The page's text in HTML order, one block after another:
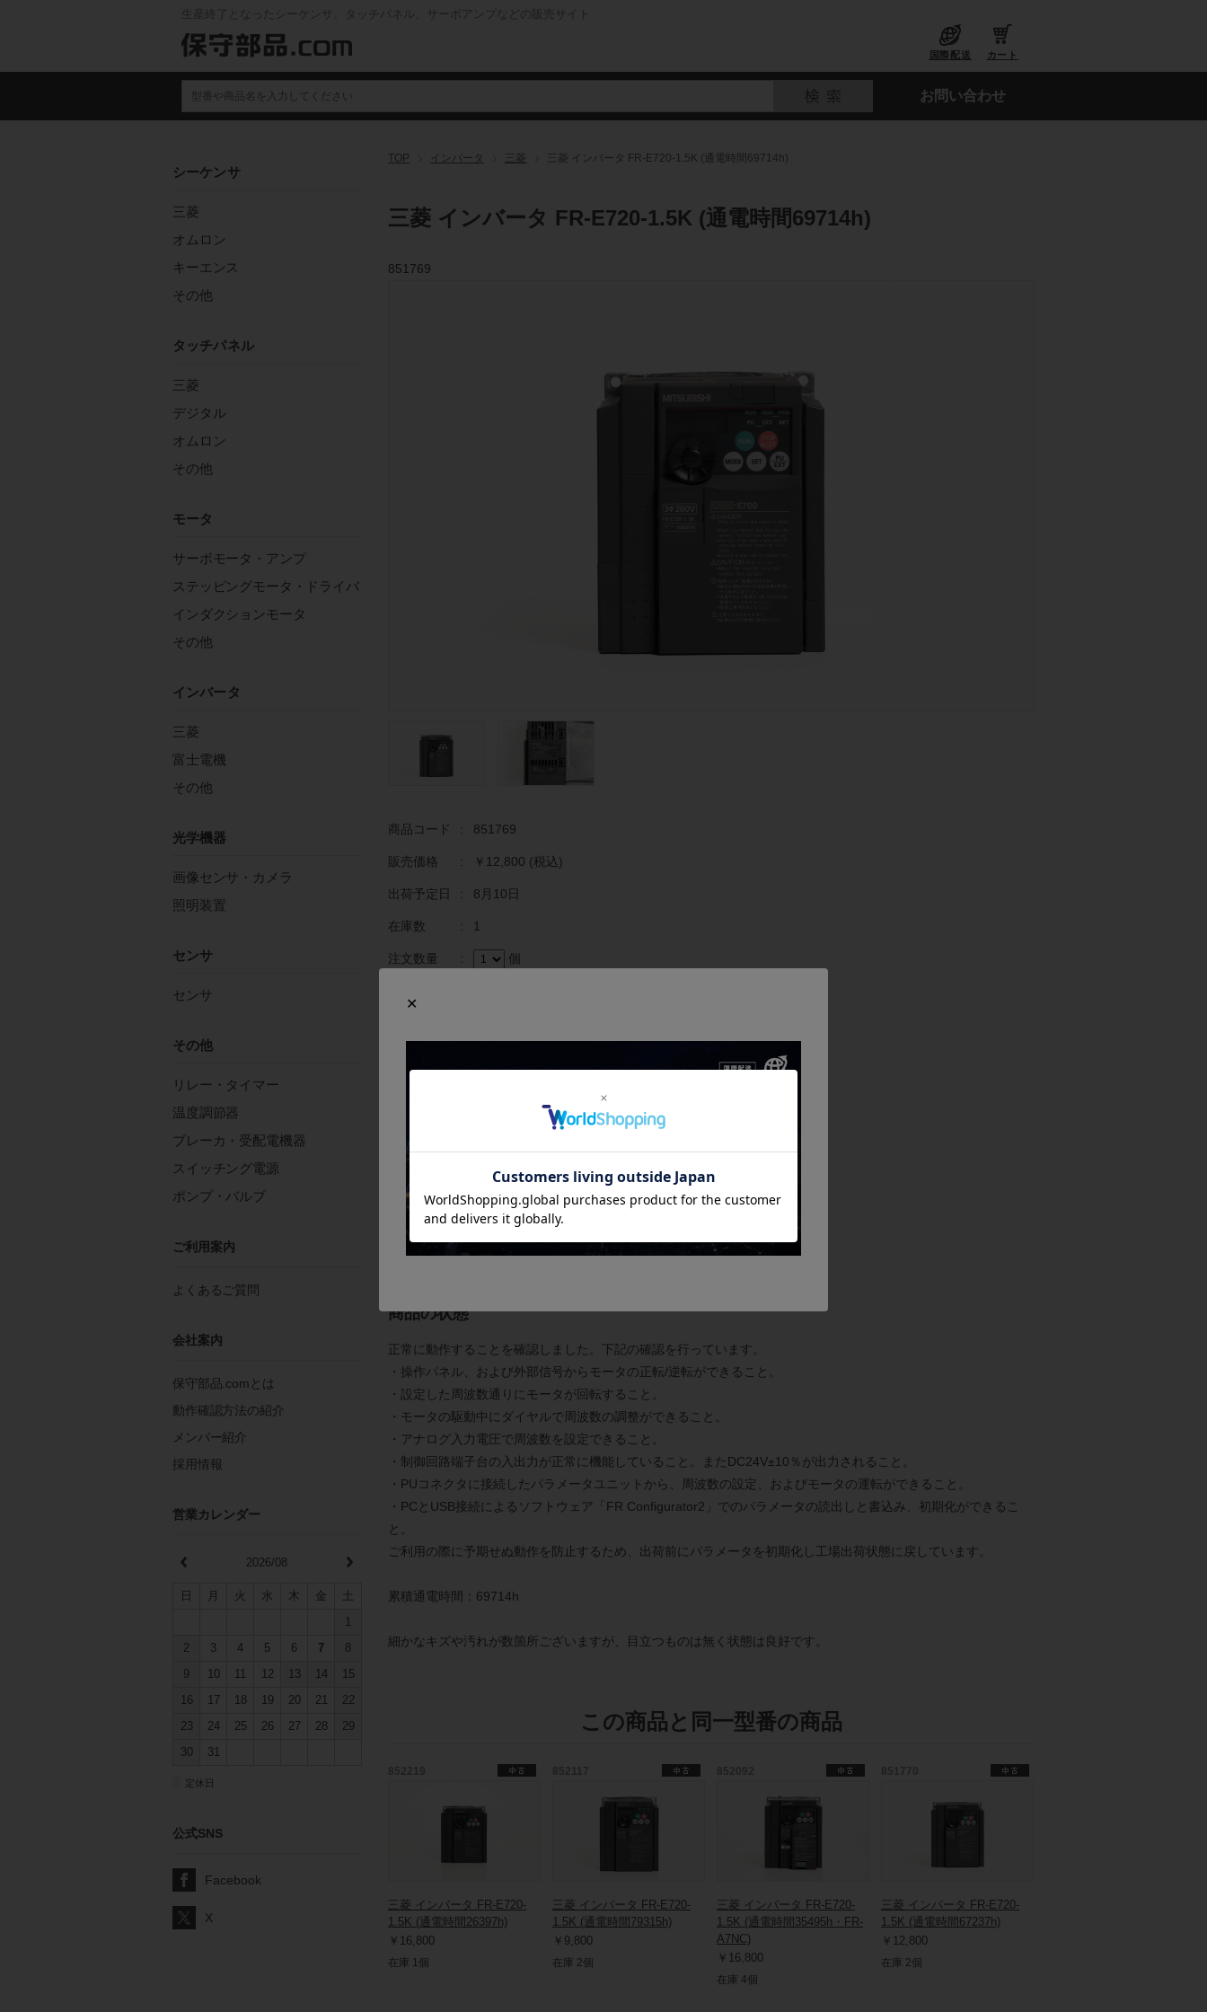
生産終了となったシーケンサ、タッチパネル、サーボアンプなどの販売サイト
国際配送 カート
お問い合わせ
TOP インバータ 三菱 三菱 インバータ FR-E720-1.5K (通電時間69714h)
三菱 インバータ FR-E720-1.5K (通電時間69714h)
851769
商品コード : 851769
販売価格 : ￥12,800 (税込)
出荷予定日 : 8月10日
在庫数 : 1
注文数量 : 個
すでに生産終了している貴重な製品です。
電源電圧：3相200〜240V 50/60Hz
適用モータ容量：1.5kW
詳細はメーカーページをご覧ください。
商品の状態
正常に動作することを確認しました。下記の確認を行っています。
・操作パネル、および外部信号からモータの正転/逆転ができること。
・設定した周波数通りにモータが回転すること。
・モータの駆動中にダイヤルで周波数の調整ができること。
・アナログ入力電圧で周波数を設定できること。
・制御回路端子台の入出力が正常に機能していること。またDC24V±10％が出力されること。
・PUコネクタに接続したパラメータユニットから、周波数の設定、およびモータの運転ができること。
・PCとUSB接続によるソフトウェア「FR Configurator2」でのパラメータの読出しと書込み、初期化ができるこ
と。
ご利用の際に予期せぬ動作を防止するため、出荷前にパラメータを初期化し工場出荷状態に戻しています。
累積通電時間：69714h
細かなキズや汚れが数箇所ございますが、目立つものは無く状態は良好です。
この商品と同一型番の商品
三菱 インバータ FR-E720-
1.5K (通電時間26397h)
￥16,800
在庫 1個
三菱 インバータ FR-E720-
1.5K (通電時間79315h)
￥9,800
在庫 2個
三菱 インバータ FR-E720-
1.5K (通電時間35495h・FR-
A7NC)
￥16,800
在庫 4個
三菱 インバータ FR-E720-
1.5K (通電時間67237h)
￥12,800
在庫 2個
シーケンサ
三菱
オムロン
キーエンス
その他
タッチパネル
三菱
デジタル
オムロン
その他
モータ
サーボモータ・アンプ
ステッピングモータ・ドライバ
インダクションモータ
その他
インバータ
三菱
富士電機
その他
光学機器
画像センサ・カメラ
照明装置
センサ
センサ
その他
リレー・タイマー
温度調節器
ブレーカ・受配電機器
スイッチング電源
ポンプ・バルブ
ご利用案内
よくあるご質問
会社案内
保守部品.comとは
動作確認方法の紹介
メンバー紹介
採用情報
営業カレンダー
2026/08
日 月 火 水 木 金
1
2
3 4 5 6 7
8
9
10 11 12 13 14
15
16
17 18 19 20 21
22
23
24 25 26 27 28
29
30
31
定休日
公式SNS
Facebook
X